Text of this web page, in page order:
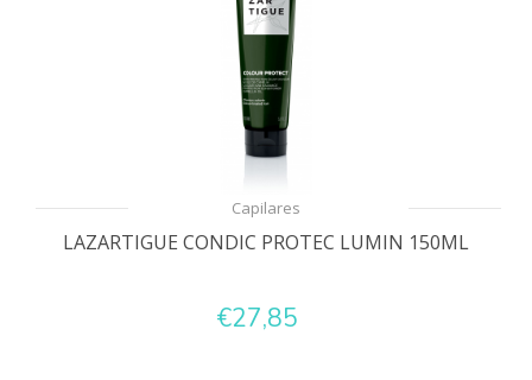
Capilares
LAZARTIGUE CONDIC PROTEC LUMIN 150ML
€27,85